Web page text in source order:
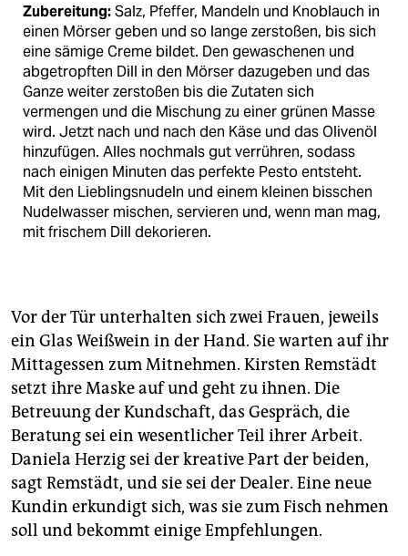
Zubereitung:Salz, Pfeffer, Mandeln und Knoblauch in
einen Mörser geben und so lange zerstoßen, bis sich
eine sämige Creme bildet. Den gewaschenen und
abgetropften Dill in den Mörser dazugeben und das
Ganze weiter zerstoßen bis die Zutaten sich
vermengen und die Mischung zu einer grünen Masse
wird. Jetzt nach und nach den Käse und das Olivenöl
hinzufügen. Alles nochmals gut verrühren, sodass
nach einigen Minuten das perfekte Pesto entsteht.
Mit den Lieblingsnudeln und einem kleinen bisschen
Nudelwasser mischen, servieren und, wenn man mag,
mit frischem Dill dekorieren.
Vor der Tür unterhalten sich zwei Frauen, jeweils
ein Glas Weißwein in der Hand. Sie warten auf ihr
Mittagessen zum Mitnehmen. Kirsten Remstädt
setzt ihre Maske auf und geht zu ihnen. Die
Betreuung der Kundschaft, das Gespräch, die
Beratung sei ein wesentlicher Teil ihrer Arbeit.
Daniela Herzig sei der kreative Part der beiden,
sagt Remstädt, und sie sei der Dealer. Eine neue
Kundin erkundigt sich, was sie zum Fisch nehmen
soll und bekommt einige Empfehlungen.